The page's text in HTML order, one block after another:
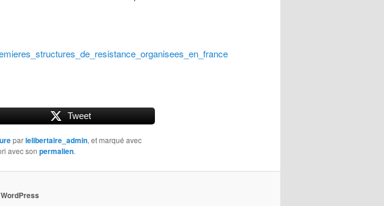
Tweet
parlelibertaire_admin, et marqué avec
avec son permalien.